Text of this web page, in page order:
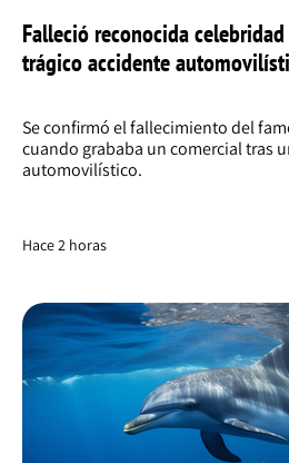
Falleció reconocida
trágico accidente
Se confirmó el fallecimiento del
cuando grababa un comercial tras
automovilístico.
Hace 2 horas